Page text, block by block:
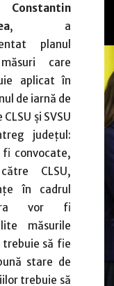
Constantin
, a
planul
care
aplicat în
de iarnă de
şi SVSU
judeţul:
fi convocate,
CLSU,
în cadrul
vor fi
măsurile
să fie
stare de
trebuie să